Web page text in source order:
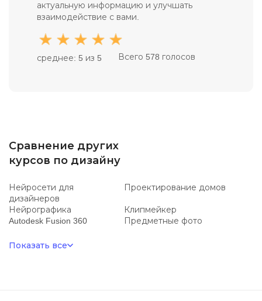
актуальную информацию и улучшать
взаимодействие с вами.
среднее: 5 из 5 Всего 578 голосов
Сравнение других
курсов по дизайну
Нейросети для
дизайнеров
Проектирование домов
Нейрографика
Клипмейкер
Autodesk Fusion 360
Предметные фото
Показать все